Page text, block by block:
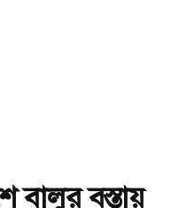
বালুর বস্তায়